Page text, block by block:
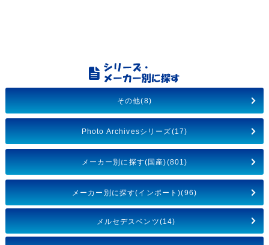
その他(8)
Photo Archivesシリーズ(17)
メーカー別に探す(国産)(801)
メーカー別に探す(インポート)(96)
メルセデスベンツ(14)